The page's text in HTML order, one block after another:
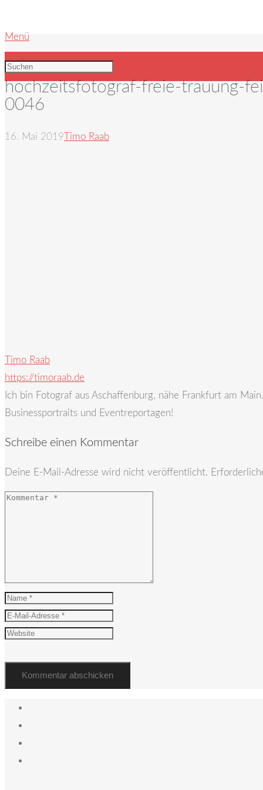
Menü
hochzeitsfotograf-freie-trauung-
0046
16. Mai 2019 Timo Raab
Timo Raab
https://timoraab.de
Ich bin Fotograf aus Aschaffenburg, nähe Frankfurt am
Businessportraits und Eventreportagen!
Schreibe einen Kommentar
Deine E-Mail-Adresse wird nicht veröffentlicht.